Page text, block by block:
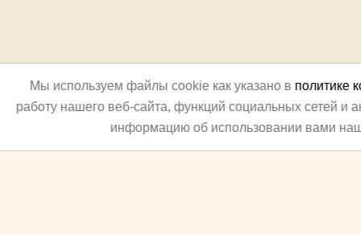
Мы используем файлы cookie как указано в политике
работу нашего веб-сайта, функций социальных сетей и
информацию об использовании вами